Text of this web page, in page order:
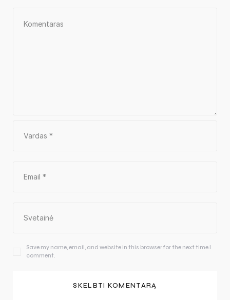
Save my name, email, and website in this browser for the next time I
comment.